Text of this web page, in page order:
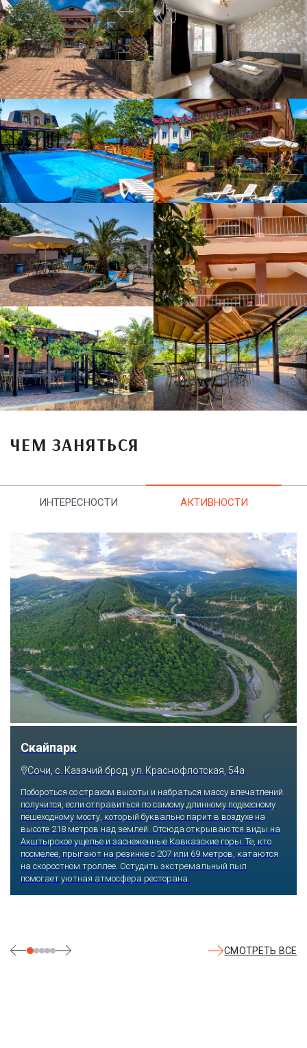
ЧЕМ ЗАНЯТЬСЯ
ИНТЕРЕСНОСТИ АКТИВНОСТИ
Парк «Ривьера»
Сочи, ул. Егорова, 1/6, микрорайон Центральный
Куда бы ни упал взгляд человека, он обязательно увидит здесь
что-то интересное, достойное занять значительное место в его
памяти и сердце. В парке множество привлекательных
скульптур, он всегда утопает в зелени и цветах. Не сосчитать
детских радостей: горок, каруселей, различных аттракционов.
Здесь комфортно заниматься спортом: есть теннисные корты и
уличные тренажеры.
СМОТРЕТЬ ВСЕ